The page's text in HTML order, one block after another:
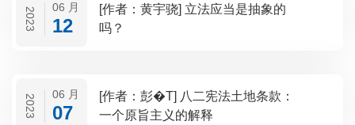
2023 06 月
12
[作者：黄宇骁] 立法应当是抽象的
吗？
2023 06 月
07
[作者：彭�T] 八二宪法土地条款：
一个原旨主义的解释